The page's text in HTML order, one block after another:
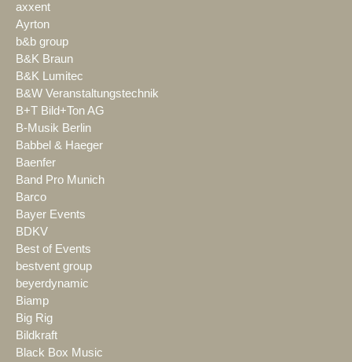
axxent
Ayrton
b&b group
B&K Braun
B&K Lumitec
B&W Veranstaltungstechnik
B+T Bild+Ton AG
B-Musik Berlin
Babbel & Haeger
Baenfer
Band Pro Munich
Barco
Bayer Events
BDKV
Best of Events
bestvent group
beyerdynamic
Biamp
Big Rig
Bildkraft
Black Box Music